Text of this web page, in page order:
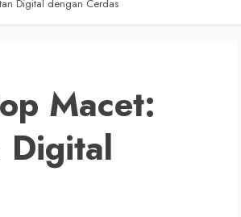
Digital dengan Cerdas
Macet:
Digital